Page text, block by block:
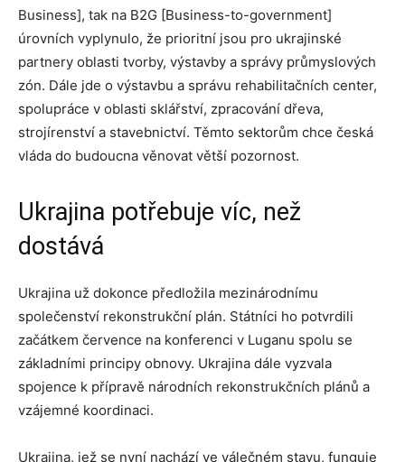
Business], tak na B2G [Business-to-government]
úrovních vyplynulo, že prioritní jsou pro ukrajinské
partnery oblasti tvorby, výstavby a správy průmyslových
zón. Dále jde o výstavbu a správu rehabilitačních center,
spolupráce v oblasti sklářství, zpracování dřeva,
strojírenství a stavebnictví. Těmto sektorům chce česká
vláda do budoucna věnovat větší pozornost.
Ukrajina potřebuje víc, než
dostává
Ukrajina už dokonce předložila mezinárodnímu
společenství rekonstrukční plán. Státníci ho potvrdili
začátkem července na konferenci v Luganu spolu se
základními principy obnovy. Ukrajina dále vyzvala
spojence k přípravě národních rekonstrukčních plánů a
vzájemné koordinaci.
Ukrajina, jež se nyní nachází ve válečném stavu, funguje